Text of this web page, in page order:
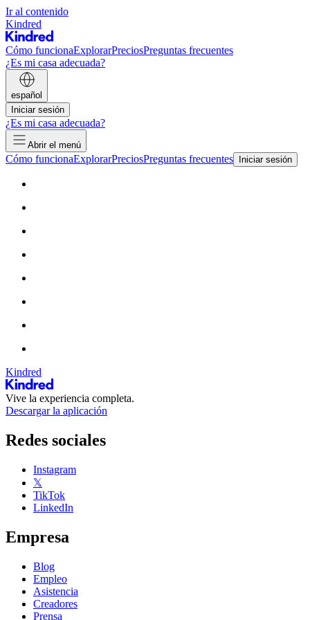
Ir al contenido
Kindred
Cómo funcionaExplorarPreciosPreguntas frecuentes
¿Es mi casa adecuada?
español
Iniciar sesión
¿Es mi casa adecuada?
Abrir el menú
Cómo funcionaExplorarPreciosPreguntas frecuentes Iniciar sesión
Kindred
Vive la experiencia completa.
Descargar la aplicación
Redes sociales
Instagram
𝕏
TikTok
LinkedIn
Empresa
Blog
Empleo
Asistencia
Creadores
Prensa